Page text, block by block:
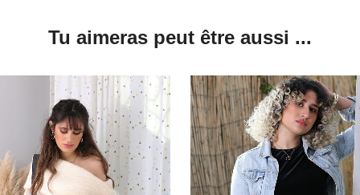
Tu aimeras peut être aussi ...